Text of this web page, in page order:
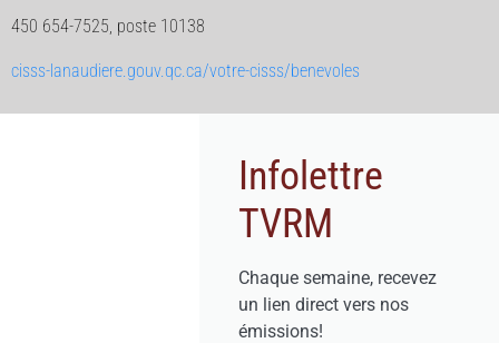
450 654-7525, poste 10138
cisss-lanaudiere.gouv.qc.ca/votre-cisss/benevoles
Infolettre
TVRM
Chaque semaine, recevez
un lien direct vers nos
émissions!